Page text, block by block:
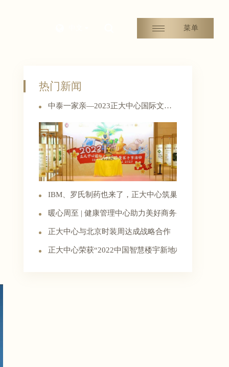
菜单
热门新闻
中泰一家亲—2023正大中心国际文化交流暨宋干节活动精彩纷呈
IBM、罗氏制药也来了，正大中心筑巢引凤的秘密
暖心周至 | 健康管理中心助力美好商务生活
正大中心与北京时装周达成战略合作
正大中心荣获“2022中国智慧楼宇新地标”奖项！